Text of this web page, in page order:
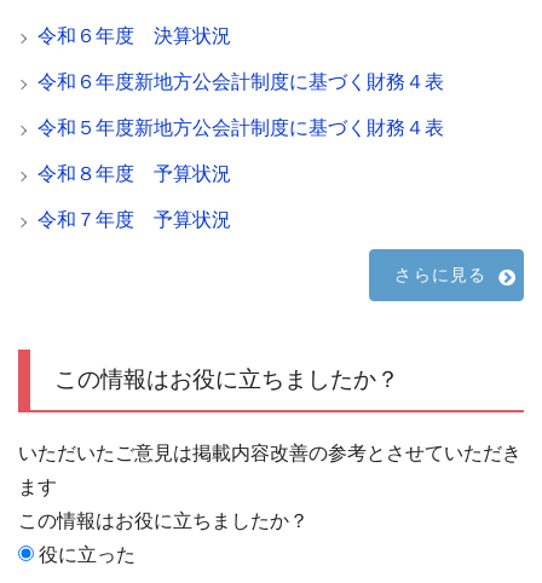
令和６年度 決算状況
令和６年度新地方公会計制度に基づく財務４表
令和５年度新地方公会計制度に基づく財務４表
令和８年度 予算状況
令和７年度 予算状況
さらに見る
この情報はお役に立ちましたか？
いただいたご意見は掲載内容改善の参考とさせていただき
ます
この情報はお役に立ちましたか？
役に立った